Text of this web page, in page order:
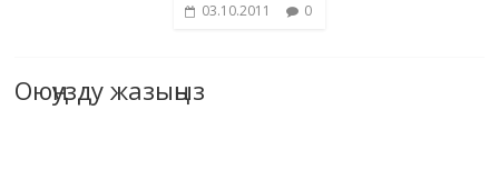
03.10.2011 0
Оюңузду жазыңыз